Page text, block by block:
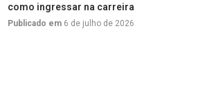
como ingressar na carreira
Publicado em 6 de julho de 2026